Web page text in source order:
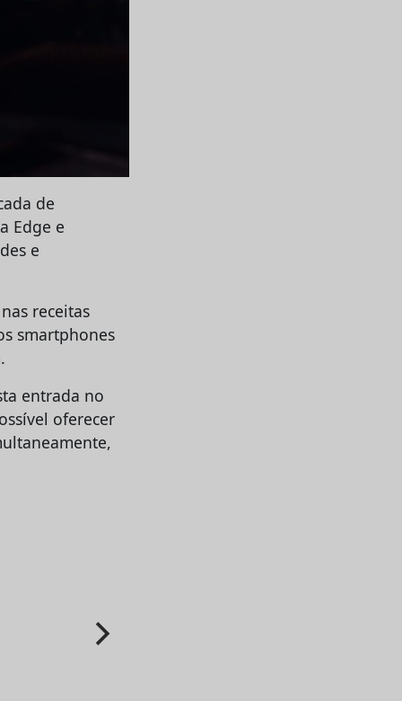
de
Edge e
e
receitas
smartphones
entrada no
oferecer